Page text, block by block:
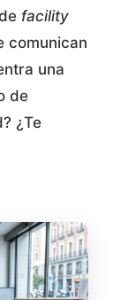
facility
comunican
una
de
¿Te